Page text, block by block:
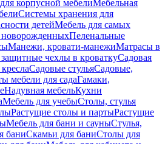
корпусной мебелиМебельная
Системы хранения для
детейМебель для самых
новорожденныхПеленальные
Манежи, кровати-манежиМатрасы в
чехлы в кроваткуСадовая
Садовые стульяСадовые,
мебели для садаГамаки,
Надувная мебельКухни
Мебель для учебыСтолы, стулья
Растущие столы и партыРастущие
Мебель для бани и сауныСтулья,
баниСкамьи для баниСтолы для